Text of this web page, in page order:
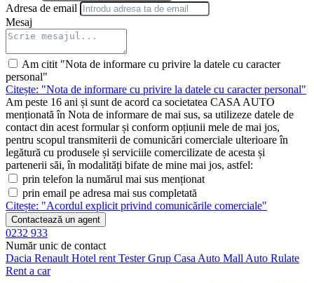
Adresa de email
Mesaj
Am citit "Nota de informare cu privire la datele cu caracter
personal"
Citește: "Nota de informare cu privire la datele cu caracter personal"
Am peste 16 ani și sunt de acord ca societatea CASA AUTO
menționată în Nota de informare de mai sus, sa utilizeze datele de
contact din acest formular și conform opțiunii mele de mai jos,
pentru scopul transmiterii de comunicări comerciale ulterioare în
legătură cu produsele și serviciile comercilizate de acesta și
partenerii săi, în modalități bifate de mine mai jos, astfel:
prin telefon la numărul mai sus menționat
prin email pe adresa mai sus completată
Citește: "Acordul explicit privind comunicările comerciale"
Contactează un agent
0232 933
Număr unic de contact
Dacia Renault Hotel rent Tester Grup Casa Auto Mall Auto Rulate
Rent a car